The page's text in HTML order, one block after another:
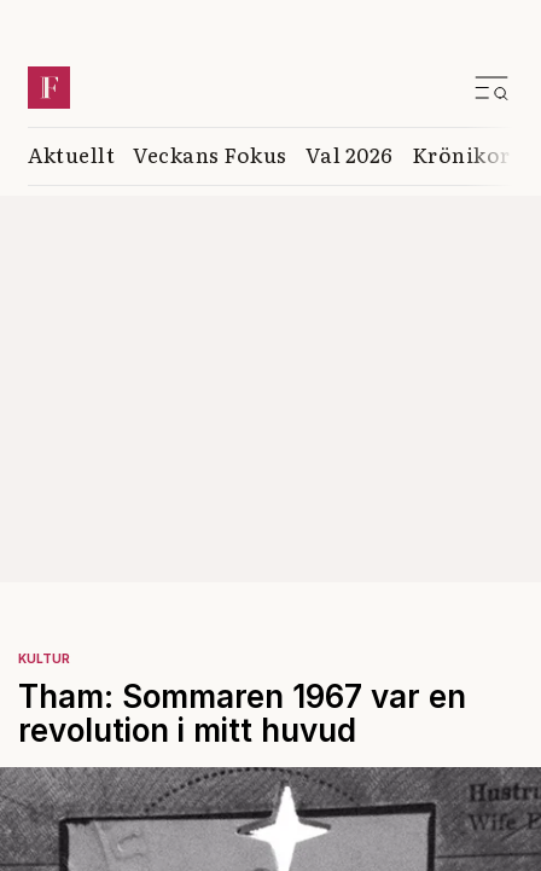
Aktuellt Veckans Fokus Val 2026 Krönikor
KULTUR
Tham: Sommaren 1967 var en
revolution i mitt huvud